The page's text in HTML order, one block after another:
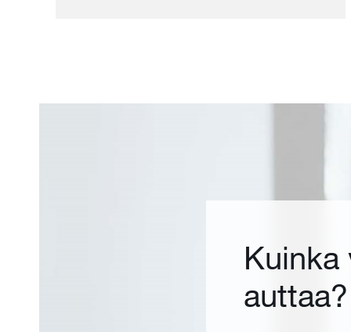
Kuinka
auttaa?